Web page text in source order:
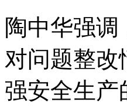
陶中华强
对问题整改
强安全生产